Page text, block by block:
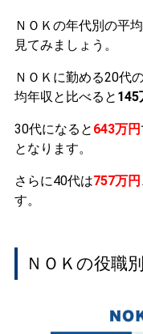
ＮＯＫの年代別の平
見てみましょう。
ＮＯＫに勤める20代
均年収と比べると 145
30代になると 643万円
となります。
さらに40代は757万円
す。
ＮＯＫの役職